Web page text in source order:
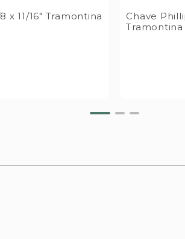
x 11/16" Tramontina
Chave
Tramontina